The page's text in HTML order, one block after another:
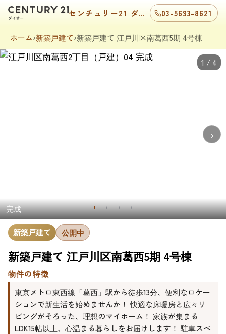
センチュリー21 ダイオー 03-5693-8621
ホーム›新築戸建て›新築戸建て 江戸川区南葛西5期 4号棟
完成
›
1 / 4
新築戸建て 公開中
新築戸建て 江戸川区南葛西5期 4号棟
物件の特徴
東京メトロ東西線「葛西」駅から徒歩13分、便利なロケー
ションで新生活を始めませんか！ 快適な床暖房と広々リ
ビングがそろった、理想のマイホーム！ 家族が集まる
LDK15帖以上、心温まる暮らしをお届けします！ 駐車スペ